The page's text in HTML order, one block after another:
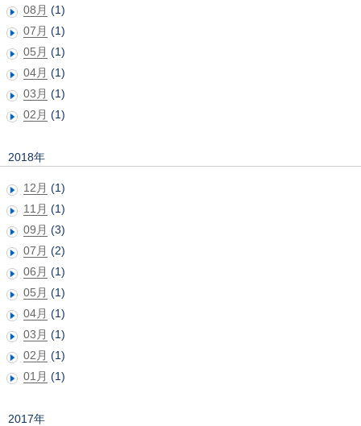
08月 (1)
07月 (1)
05月 (1)
04月 (1)
03月 (1)
02月 (1)
2018年
12月 (1)
11月 (1)
09月 (3)
07月 (2)
06月 (1)
05月 (1)
04月 (1)
03月 (1)
02月 (1)
01月 (1)
2017年